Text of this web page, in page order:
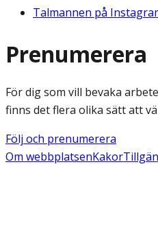
Talmannen på
Prenumerera
För dig som vill bevaka
finns det flera olika sätt att
Följ och prenumerera
Om webbplatsenKakor